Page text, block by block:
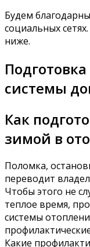
Будем
социальных
ниже.
системы
Как
зимой в
Поломка,
переводит
Чтобы этого не
теплое время,
системы
Какие